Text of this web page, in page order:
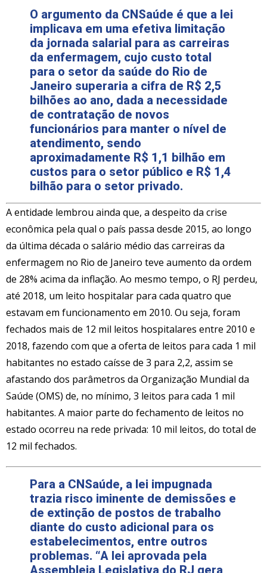
O argumento da CNSaúde é que a lei
implicava em uma efetiva limitação
da jornada salarial para as carreiras
da enfermagem, cujo custo total
para o setor da saúde do Rio de
Janeiro superaria a cifra de R$ 2,5
bilhões ao ano, dada a necessidade
de contratação de novos
funcionários para manter o nível de
atendimento, sendo
aproximadamente R$ 1,1 bilhão em
custos para o setor público e R$ 1,4
bilhão para o setor privado.
A entidade lembrou ainda que, a despeito da crise
econômica pela qual o país passa desde 2015, ao longo
da última década o salário médio das carreiras da
enfermagem no Rio de Janeiro teve aumento da ordem
de 28% acima da inflação. Ao mesmo tempo, o RJ perdeu,
até 2018, um leito hospitalar para cada quatro que
estavam em funcionamento em 2010. Ou seja, foram
fechados mais de 12 mil leitos hospitalares entre 2010 e
2018, fazendo com que a oferta de leitos para cada 1 mil
habitantes no estado caísse de 3 para 2,2, assim se
afastando dos parâmetros da Organização Mundial da
Saúde (OMS) de, no mínimo, 3 leitos para cada 1 mil
habitantes. A maior parte do fechamento de leitos no
estado ocorreu na rede privada: 10 mil leitos, do total de
12 mil fechados.
Para a CNSaúde, a lei impugnada
trazia risco iminente de demissões e
de extinção de postos de trabalho
diante do custo adicional para os
estabelecimentos, entre outros
problemas. “A lei aprovada pela
Assembleia Legislativa do RJ gera